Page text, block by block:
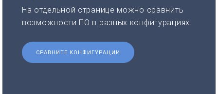
На отдельной странице можно сравнить
возможности ПО в разных конфигурациях.
СРАВНИТЕ КОНФИГУРАЦИИ